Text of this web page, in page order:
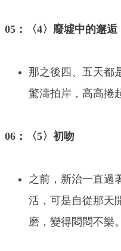
05：〈4〉廢墟中的邂逅
那之後四、五天都
驚濤拍岸，高高捲
06：〈5〉初吻
之前，新治一直過
活，可是自從那天
磨，變得悶悶不樂。